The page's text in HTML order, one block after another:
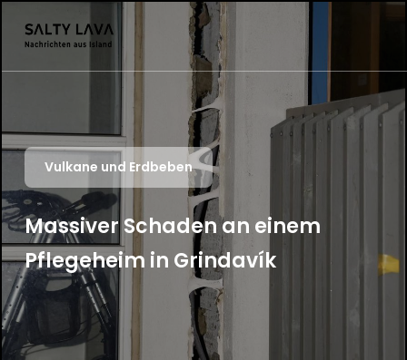
Vulkane und Erdbeben
Massiver Schaden an einem
Pflegeheim in Grindavík